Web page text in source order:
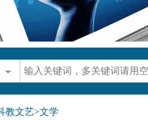
教文艺>文学